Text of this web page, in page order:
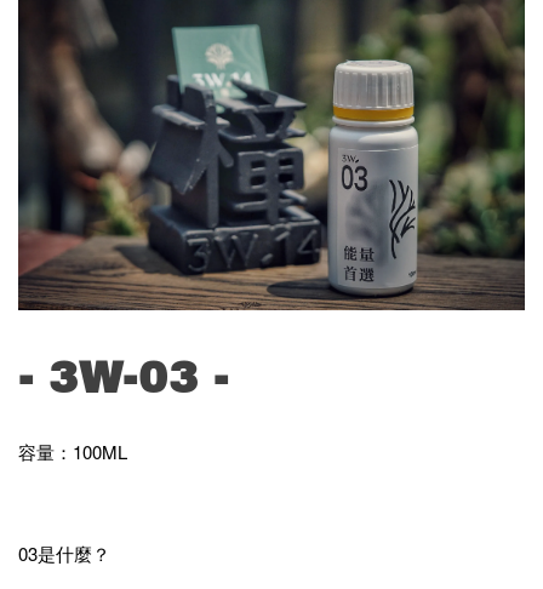
- 3W-03 -
容量：100ML
03是什麼？